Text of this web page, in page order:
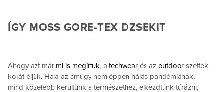
ÍGY MOSS GORE-TEX DZSEKIT
Ahogy azt már mi is megírtuk, a techwear és az outdoor szettek
korát éljük. Hála az amúgy nem éppen hálás pandémiának,
mind közelebb kerültünk a természethez, elkezdtünk túrázni,